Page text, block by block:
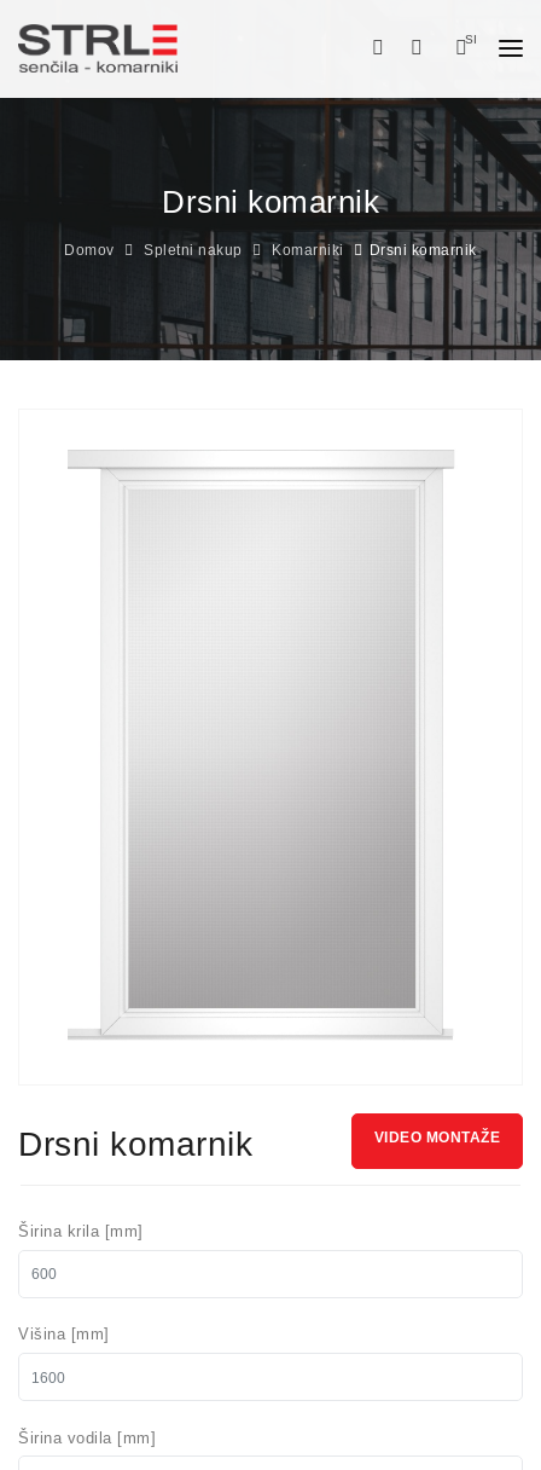
SI
DOMOV
ZUNANJA SENČILA
NOTRANJA SENČILA
STORITVE
Drsni komarnik
Domov Spletni nakup Komarniki Drsni komarnik
Drsni komarnik VIDEO MONTAŽE
Širina krila [mm]
Višina [mm]
Širina vodila [mm]